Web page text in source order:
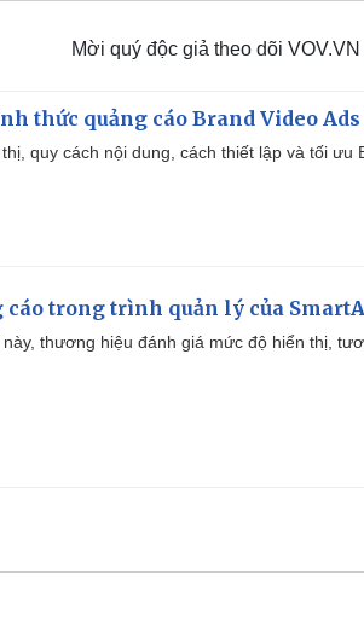
Mời quý độc giả theo dõi VOV.VN
thức quảng cáo Brand Video
quy cách nội dung, cách thiết lập và tối ưu
cáo trong trình quản lý của
thương hiệu đánh giá mức độ hiển thị,